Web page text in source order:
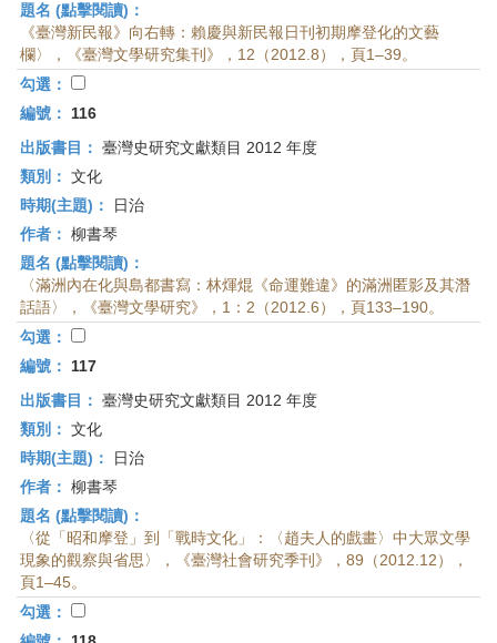
題名 (點擊閱讀)：
《臺灣新民報》向右轉：賴慶與新民報日刊初期摩登化的文藝
欄〉，《臺灣文學研究集刊》，12（2012.8），頁1–39。
勾選：
編號：
116
出版書目： 臺灣史研究文獻類目 2012 年度
類別： 文化
時期(主題)：
日治
作者： 柳書琴
題名 (點擊閱讀)：
〈滿洲內在化與島都書寫：林煇焜《命運難違》的滿洲匿影及其潛
話語〉，《臺灣文學研究》，1：2（2012.6），頁133–190。
勾選：
編號：
117
出版書目： 臺灣史研究文獻類目 2012 年度
類別： 文化
時期(主題)：
日治
作者： 柳書琴
題名 (點擊閱讀)：
〈從「昭和摩登」到「戰時文化」：〈趙夫人的戲畫〉中大眾文學
現象的觀察與省思〉，《臺灣社會研究季刊》，89（2012.12），
頁1–45。
勾選：